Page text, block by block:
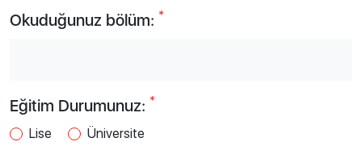
Okuduğunuz bölüm: *
Eğitim Durumunuz: *
Lise Üniversite